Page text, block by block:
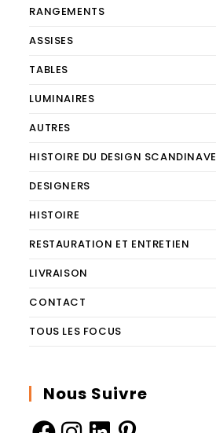
RANGEMENTS
ASSISES
TABLES
LUMINAIRES
AUTRES
HISTOIRE DU DESIGN SCANDINAVE
DESIGNERS
HISTOIRE
RESTAURATION ET ENTRETIEN
LIVRAISON
CONTACT
TOUS LES FOCUS
Nous Suivre